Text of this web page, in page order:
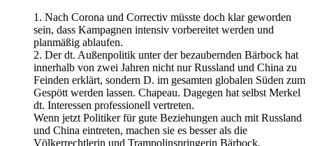
1. Nach Corona und Correctiv müsste doch klar geworden
sein, dass Kampagnen intensiv vorbereitet werden und
planmäßig ablaufen.
2. Der dt. Außenpolitik unter der bezaubernden Bärbock hat
innerhalb von zwei Jahren nicht nur Russland und China zu
Feinden erklärt, sondern D. im gesamten globalen Süden zum
Gespött werden lassen. Chapeau. Dagegen hat selbst Merkel
dt. Interessen professionell vertreten.
Wenn jetzt Politiker für gute Beziehungen auch mit Russland
und China eintreten, machen sie es besser als die
Völkerrechtlerin und Trampolinspringerin Bärbock.